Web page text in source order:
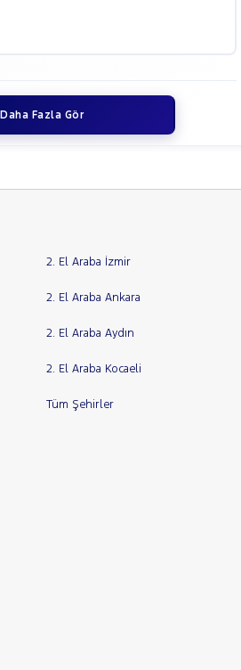
Daha Fazla Gör
2. El Araba İzmir
2. El Araba Ankara
2. El Araba Aydın
2. El Araba Kocaeli
Tüm Şehirler